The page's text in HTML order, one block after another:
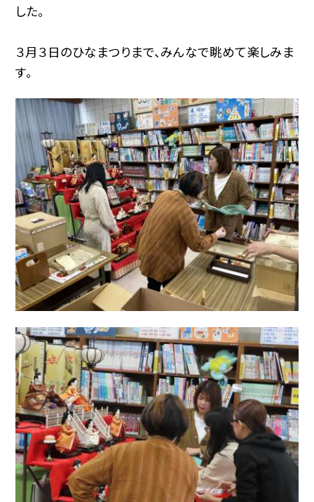
した。
３月３日のひなまつりまで、みんなで眺めて楽しみま
す。